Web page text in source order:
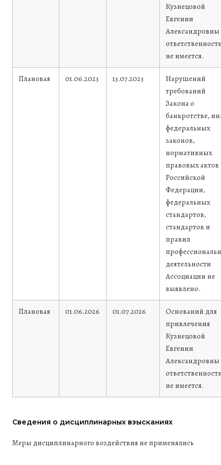
Кузнецовой
Евгении
Александровны
не имеется.
Плановая 01.06.2023 13.07.2023
Нарушений
требований
Закона о
банкротстве,
федеральных
законов,
нормативных
правовых актов
Российской
Федерации,
федеральных
стандартов,
стандартов и
правил
деятельности
Ассоциации не
выявлено.
Плановая 01.06.2026 01.07.2026
Оснований для
привлечения
Кузнецовой
Евгении
Александровны
не имеется.
Сведения о дисциплинарных взысканиях
Меры дисциплинарного воздействия не применялись